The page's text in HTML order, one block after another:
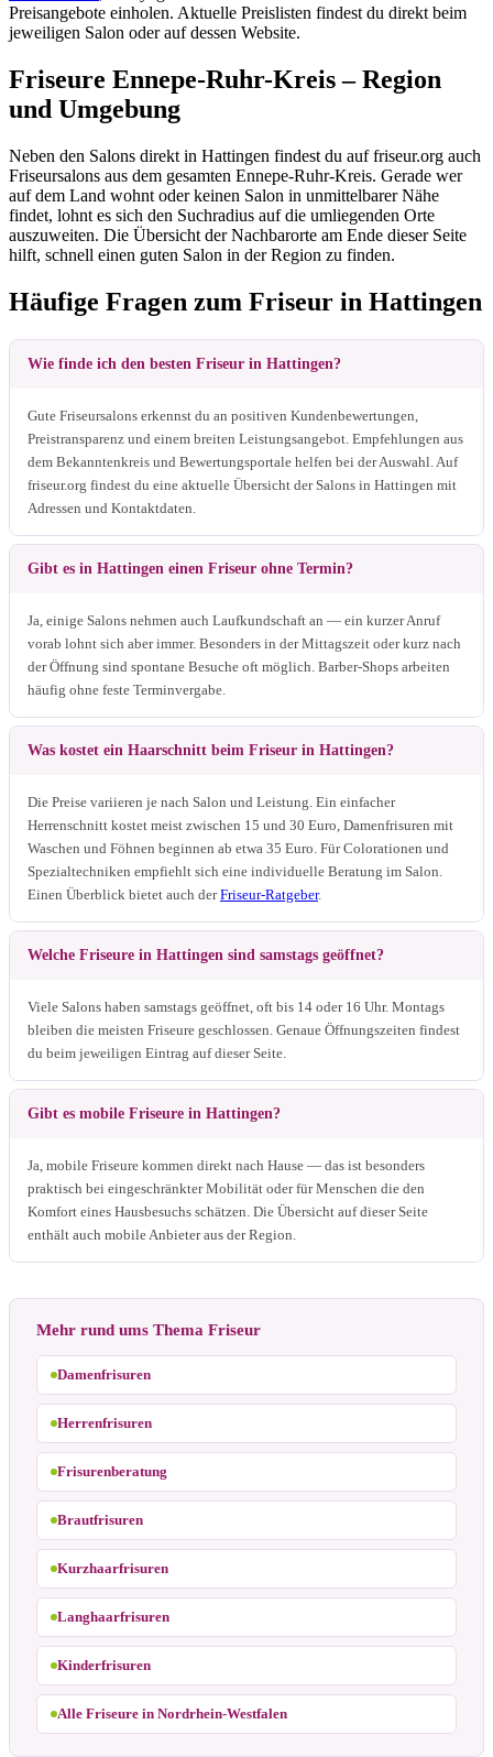
Preisangebote einholen. Aktuelle Preislisten findest du direkt beim
jeweiligen Salon oder auf dessen Website.
Friseure Ennepe-Ruhr-Kreis – Region
und Umgebung
Neben den Salons direkt in Hattingen findest du auf friseur.org auch
Friseursalons aus dem gesamten Ennepe-Ruhr-Kreis. Gerade wer
auf dem Land wohnt oder keinen Salon in unmittelbarer Nähe
findet, lohnt es sich den Suchradius auf die umliegenden Orte
auszuweiten. Die Übersicht der Nachbarorte am Ende dieser Seite
hilft, schnell einen guten Salon in der Region zu finden.
Häufige Fragen zum Friseur in Hattingen
Wie finde ich den besten Friseur in Hattingen?
Gute Friseursalons erkennst du an positiven Kundenbewertungen,
Preistransparenz und einem breiten Leistungsangebot. Empfehlungen aus
dem Bekanntenkreis und Bewertungsportale helfen bei der Auswahl. Auf
friseur.org findest du eine aktuelle Übersicht der Salons in Hattingen mit
Adressen und Kontaktdaten.
Gibt es in Hattingen einen Friseur ohne Termin?
Ja, einige Salons nehmen auch Laufkundschaft an — ein kurzer Anruf
vorab lohnt sich aber immer. Besonders in der Mittagszeit oder kurz nach
der Öffnung sind spontane Besuche oft möglich. Barber-Shops arbeiten
häufig ohne feste Terminvergabe.
Was kostet ein Haarschnitt beim Friseur in Hattingen?
Die Preise variieren je nach Salon und Leistung. Ein einfacher
Herrenschnitt kostet meist zwischen 15 und 30 Euro, Damenfrisuren mit
Waschen und Föhnen beginnen ab etwa 35 Euro. Für Colorationen und
Spezialtechniken empfiehlt sich eine individuelle Beratung im Salon.
Einen Überblick bietet auch derFriseur-Ratgeber.
Welche Friseure in Hattingen sind samstags geöffnet?
Viele Salons haben samstags geöffnet, oft bis 14 oder 16 Uhr. Montags
bleiben die meisten Friseure geschlossen. Genaue Öffnungszeiten findest
du beim jeweiligen Eintrag auf dieser Seite.
Gibt es mobile Friseure in Hattingen?
Ja, mobile Friseure kommen direkt nach Hause — das ist besonders
praktisch bei eingeschränkter Mobilität oder für Menschen die den
Komfort eines Hausbesuchs schätzen. Die Übersicht auf dieser Seite
enthält auch mobile Anbieter aus der Region.
Mehr rund ums Thema Friseur
Damenfrisuren
Herrenfrisuren
Frisurenberatung
Brautfrisuren
Kurzhaarfrisuren
Langhaarfrisuren
Kinderfrisuren
Alle Friseure in Nordrhein-Westfalen